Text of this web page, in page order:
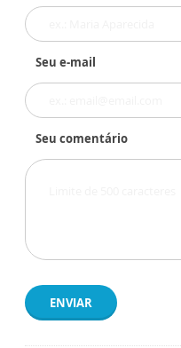
Seu e-mail
Seu comentário
ENVIAR